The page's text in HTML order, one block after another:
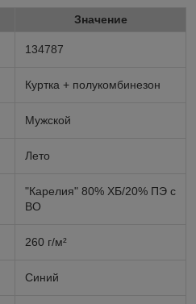
Значение
134787
Куртка + полукомбинезон
Мужской
Лето
"Карелия" 80% ХБ/20% ПЭ с
ВО
260 г/м²
Синий